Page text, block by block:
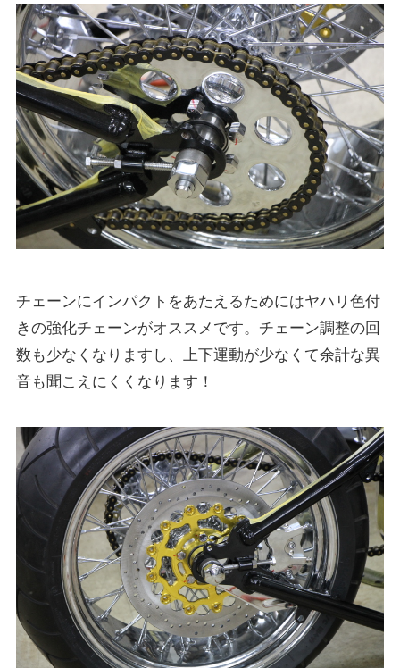
チェーンにインパクトをあたえるためにはヤハリ色付
きの強化チェーンがオススメです。チェーン調整の回
数も少なくなりますし、上下運動が少なくて余計な異
音も聞こえにくくなります！